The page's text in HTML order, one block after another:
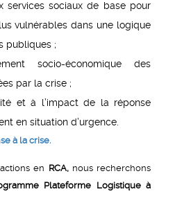
services sociaux de base pour
vulnérables dans une logique
publiques ;
socio-économique des
par la crise ;
et à l’impact de la réponse
en situation d’urgence.
à la crise.
en RCA, nous recherchons
Plateforme Logistique à